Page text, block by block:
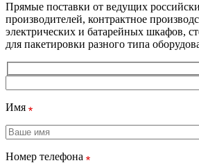
Прямые поставки от ведущих
производителей, контрактное
электрических и батарейных шкафов,
для пакетировки разного типа
Имя
Номер телефона